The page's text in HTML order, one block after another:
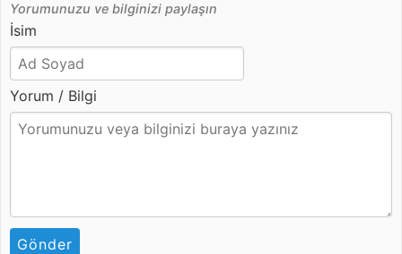
Yorumunuzu ve bilginizi paylaşın
İsim
Yorum / Bilgi
Gönder